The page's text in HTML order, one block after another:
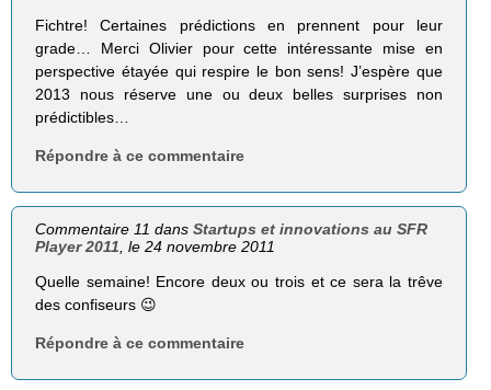
Fichtre! Certaines prédictions en prennent pour leur
grade… Merci Olivier pour cette intéressante mise en
perspective étayée qui respire le bon sens! J’espère que
2013 nous réserve une ou deux belles surprises non
prédictibles…
Répondre à ce commentaire
Commentaire 11 dansStartups et innovations au SFR
Player 2011 , le 24 novembre 2011
Quelle semaine! Encore deux ou trois et ce sera la trêve
des confiseurs 😉
Répondre à ce commentaire